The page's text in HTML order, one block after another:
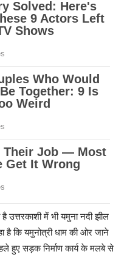
उत्तरकाशी में भी यमुना नदी झील
है कि यमुनोत्री धाम की ओर जाने
हुए सड़क निर्माण कार्य के मलबे से